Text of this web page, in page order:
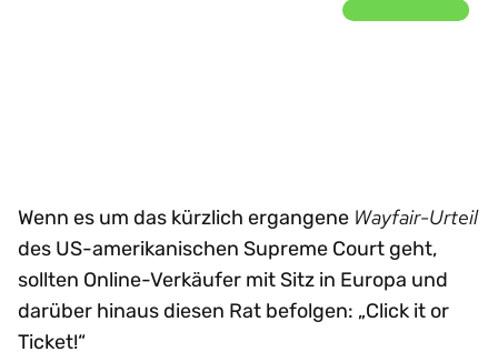
Wenn es um das kürzlich ergangene Wayfair-Urteil
des US-amerikanischen Supreme Court geht,
sollten Online-Verkäufer mit Sitz in Europa und
darüber hinaus diesen Rat befolgen: „Click it or
Ticket!“